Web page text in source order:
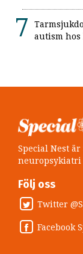
autism
Special Nest
neuropsykiatri
Följ oss
Twitter
Facebook